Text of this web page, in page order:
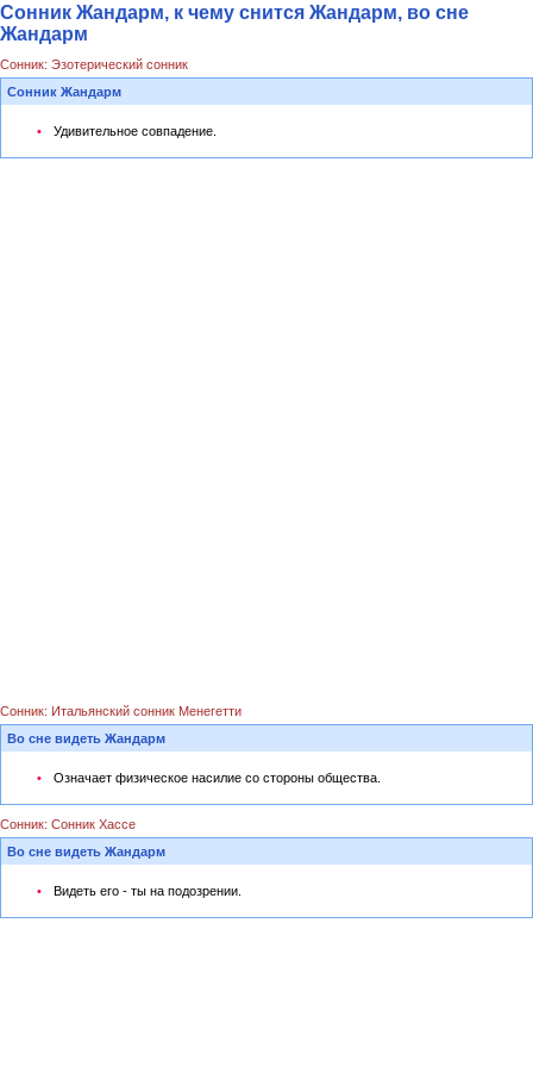
Сонник Жандарм, к чему снится Жандарм, во сне
Жандарм
Сонник: Эзотерический сонник
Сонник Жандарм
Удивительное совпадение.
Сонник: Итальянский сонник Менегетти
Во сне видеть Жандарм
Означает физическое насилие со стороны общества.
Сонник: Сонник Хассе
Во сне видеть Жандарм
Видеть его - ты на подозрении.